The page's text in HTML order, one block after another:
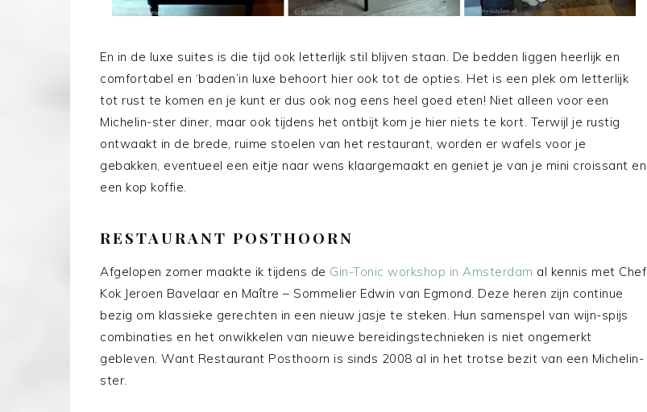
En in de luxe suites is die tijd ook letterlijk stil blijven staan. De bedden liggen heerlijk en
comfortabel en ‘baden’in luxe behoort hier ook tot de opties. Het is een plek om letterlijk
tot rust te komen en je kunt er dus ook nog eens heel goed eten! Niet alleen voor een
Michelin-ster diner, maar ook tijdens het ontbijt kom je hier niets te kort. Terwijl je rustig
ontwaakt in de brede, ruime stoelen van het restaurant, worden er wafels voor je
gebakken, eventueel een eitje naar wens klaargemaakt en geniet je van je mini croissant en
een kop koffie.
RESTAURANT POSTHOORN
Afgelopen zomer maakte ik tijdens de Gin-Tonic workshop in Amsterdam al kennis met Chef
Kok Jeroen Bavelaar en Maître – Sommelier Edwin van Egmond. Deze heren zijn continue
bezig om klassieke gerechten in een nieuw jasje te steken. Hun samenspel van wijn-spijs
combinaties en het onwikkelen van nieuwe bereidingstechnieken is niet ongemerkt
gebleven. Want Restaurant Posthoorn is sinds 2008 al in het trotse bezit van een Michelin-
ster.